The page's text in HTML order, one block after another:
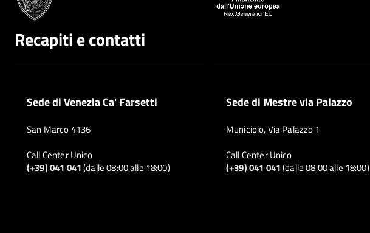
Recapiti e contatti
Sede di Venezia Ca' Farsetti
San Marco 4136
Call Center Unico
(+39) 041 041(dalle 08:00 alle 18:00)
Sede di Mestre via Palazzo
Municipio, Via Palazzo 1
Call Center Unico
(+39) 041 041(dalle 08:00 alle 18:00)